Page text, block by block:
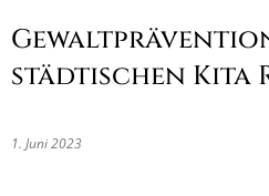
städtischen Kita
1. Juni 2023